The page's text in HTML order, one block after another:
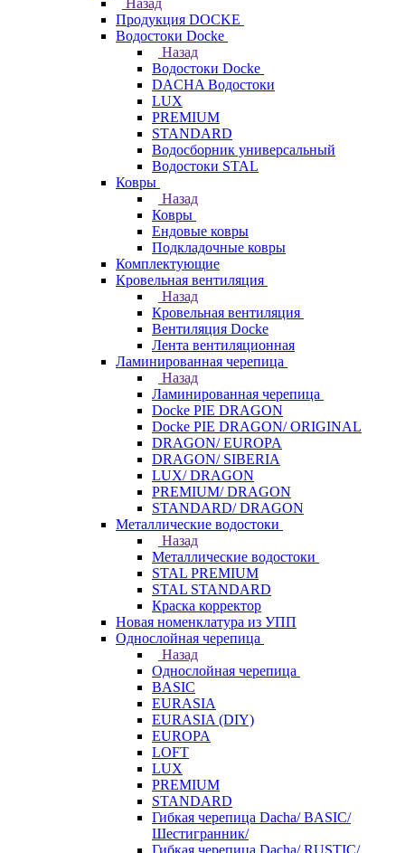
Назад
Продукция DOCKE
Водостоки Docke
Назад
Водостоки Docke
DACHA Водостоки
LUX
PREMIUM
STANDARD
Водосборник универсальный
Водостоки STAL
Ковры
Назад
Ковры
Ендовые ковры
Подкладочные ковры
Комплектующие
Кровельная вентиляция
Назад
Кровельная вентиляция
Вентиляция Docke
Лента вентиляционная
Ламинированная черепица
Назад
Ламинированная черепица
Docke PIE DRAGON
Docke PIE DRAGON/ ORIGINAL
DRAGON/ EUROPA
DRAGON/ SIBERIA
LUX/ DRAGON
PREMIUM/ DRAGON
STANDARD/ DRAGON
Металлические водостоки
Назад
Металлические водостоки
STAL PREMIUM
STAL STANDARD
Краска корректор
Новая номенклатура из УПП
Однослойная черепица
Назад
Однослойная черепица
BASIC
EURASIA
EURASIA (DIY)
EUROPA
LOFT
LUX
PREMIUM
STANDARD
Гибкая черепица Dacha/ BASIC/
Шестигранник/
Гибкая черепица Dacha/ RUSTIC/